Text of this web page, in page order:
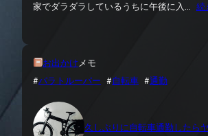
家でダラダラしているうちに午後に入… 続
お出かけ メモ
#パラトルーパー #自転車 #通勤
久しぶりに自転車通勤したら